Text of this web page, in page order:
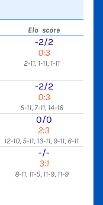
Elo score
-2/2
0:3
2-11, 1-11, 1-11
-2/2
0:3
5-11, 7-11, 14-16
0/0
2:3
12-10, 5-11, 13-11, 9-11, 6-11
-/-
3:1
8-11, 11-5, 11-9, 11-9